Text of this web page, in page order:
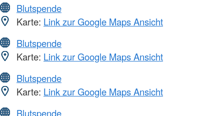
Blutspende
Karte: Link zur Google Maps Ansicht
Blutspende
Karte: Link zur Google Maps Ansicht
Blutspende
Karte: Link zur Google Maps Ansicht
Blutspende